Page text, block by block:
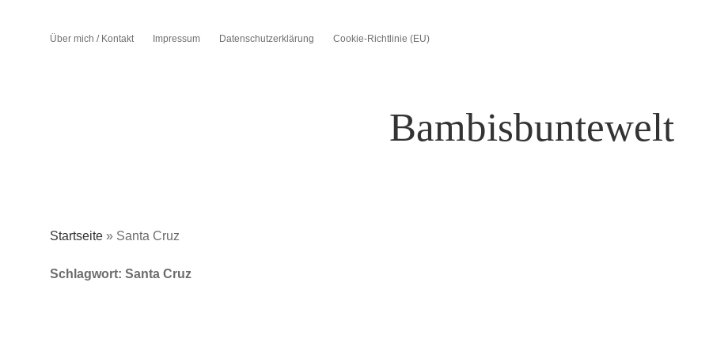
Über mich / Kontakt Impressum Datenschutzerklärung Cookie-Richtlinie (EU)
Bambisbuntewelt
Startseite » Santa Cruz
Schlagwort: Santa Cruz